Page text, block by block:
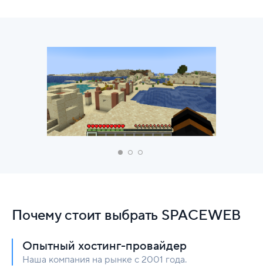
Почему стоит выбрать SPACEWEB
Опытный хостинг-провайдер
Наша компания на рынке с 2001 года.